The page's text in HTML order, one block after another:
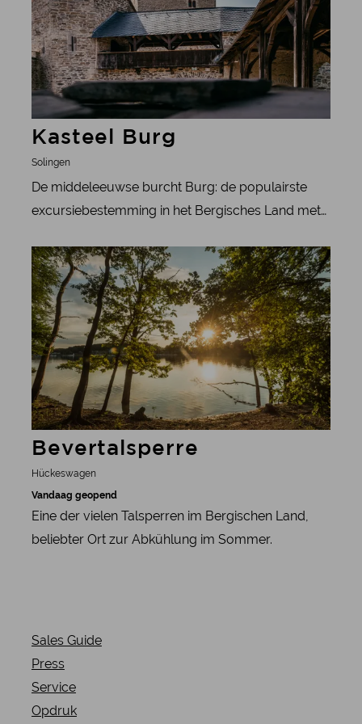
Kasteel Burg
Solingen
De middeleeuwse burcht Burg: de populairste
excursiebestemming in het Bergisches Land met
Bevertalsperre
Hückeswagen
Vandaag geopend
Eine der vielen Talsperren im Bergischen Land,
beliebter Ort zur Abkühlung im Sommer.
meer informatie
Sales Guide
Press
Service
Opdruk